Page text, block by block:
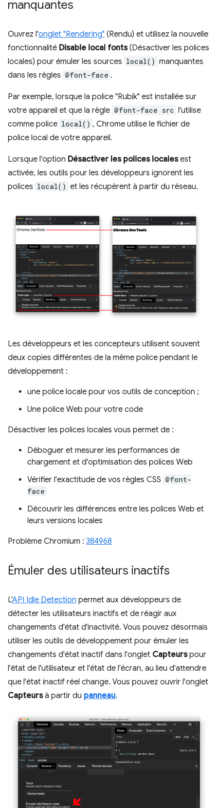
manquantes
Ouvrez l'onglet "Rendering" (Rendu) et utilisez la nouvelle
fonctionnalité Disable local fonts(Désactiver les polices
locales) pour émuler les sources local() manquantes
dans les règles @font-face .
Par exemple, lorsque la police "Rubik" est installée sur
votre appareil et que la règle @font-face src l'utilise
comme police local() , Chrome utilise le fichier de
police local de votre appareil.
Lorsque l'option Désactiver les polices localesest
activée, les outils pour les développeurs ignorent les
polices local() et les récupèrent à partir du réseau.
Les développeurs et les concepteurs utilisent souvent
deux copies différentes de la même police pendant le
développement :
une police locale pour vos outils de conception ;
Une police Web pour votre code
Désactiver les polices locales vous permet de :
Déboguer et mesurer les performances de
chargement et d'optimisation des polices Web
Vérifier l'exactitude de vos règles CSS @font-
face
Découvrir les différences entre les polices Web et
leurs versions locales
Problème Chromium : 384968
Émuler des utilisateurs inactifs
L'API Idle Detection permet aux développeurs de
détecter les utilisateurs inactifs et de réagir aux
changements d'état d'inactivité. Vous pouvez désormais
utiliser les outils de développement pour émuler les
changements d'état inactif dans l'onglet Capteurspour
l'état de l'utilisateur et l'état de l'écran, au lieu d'attendre
que l'état inactif réel change. Vous pouvez ouvrir l'onglet
Capteursà partir du panneau.